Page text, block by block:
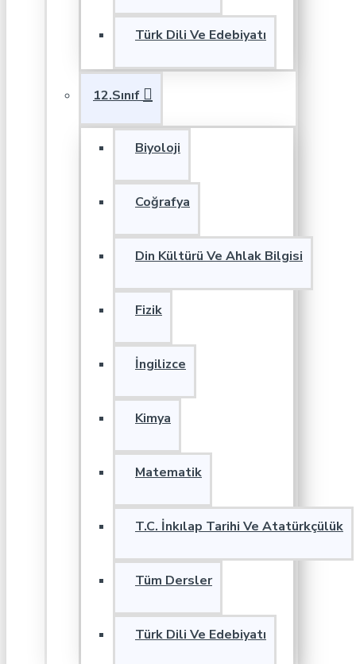
Türk Dili Ve Edebiyatı
12.Sınıf
Biyoloji
Coğrafya
Din Kültürü Ve Ahlak Bilgisi
Fizik
İngilizce
Kimya
Matematik
T.C. İnkılap Tarihi Ve Atatürkçülük
Tüm Dersler
Türk Dili Ve Edebiyatı